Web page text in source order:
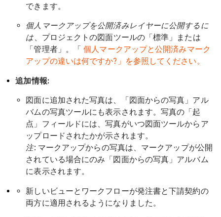
できます。
個人マークアップを公開済みレイヤーに公開するに
は、プロジェクトの図面ツールの「標準」または
「管理者」。「個人マークアップと公開済みマーク
アップの違いは何ですか?」を参照してください。
追加情報:
図面に追加された写真は、「図面からの写真」アル
バムの写真ツールにも表示されます。写真の「起
点」フィールドには、写真がいつ図面ツールからア
ップロードされたかが示されます。
注: マークアップからの写真は、マークアップが公開
されている場合にのみ「図面からの写真」アルバム
に表示されます。
新しいビューとワークフローが発注書と下請契約の
両方に適用されるようになりました。